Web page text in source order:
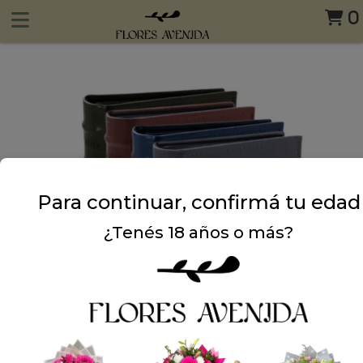
0
Para continuar, confirmá tu edad
¿Tenés 18 años o más?